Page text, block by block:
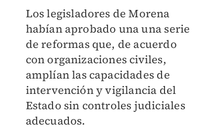
Los legisladores de Morena
habían aprobado una una serie
de reformas que, de acuerdo
con organizaciones civiles,
amplían las capacidades de
intervención y vigilancia del
Estado sin controles judiciales
adecuados.